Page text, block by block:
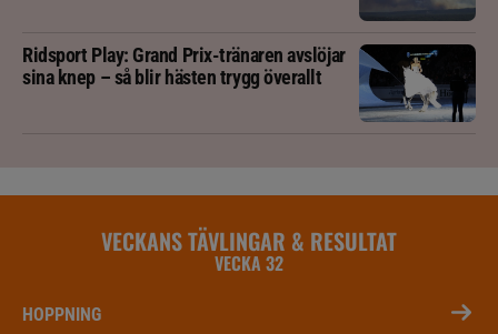
Ridsport Play: Grand Prix-tränaren avslöjar
sina knep – så blir hästen trygg överallt
VECKANS TÄVLINGAR & RESULTAT
VECKA 32
HOPPNING